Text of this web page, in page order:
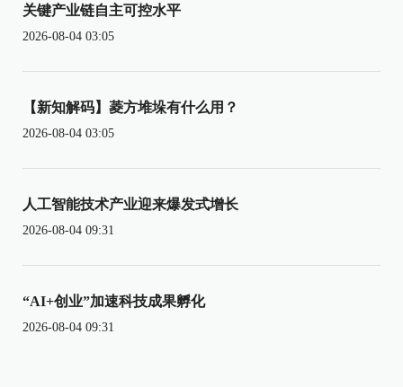
关键产业链自主可控水平
2026-08-04 03:05
【新知解码】菱方堆垛有什么用？
2026-08-04 03:05
人工智能技术产业迎来爆发式增长
2026-08-04 09:31
“AI+创业”加速科技成果孵化
2026-08-04 09:31